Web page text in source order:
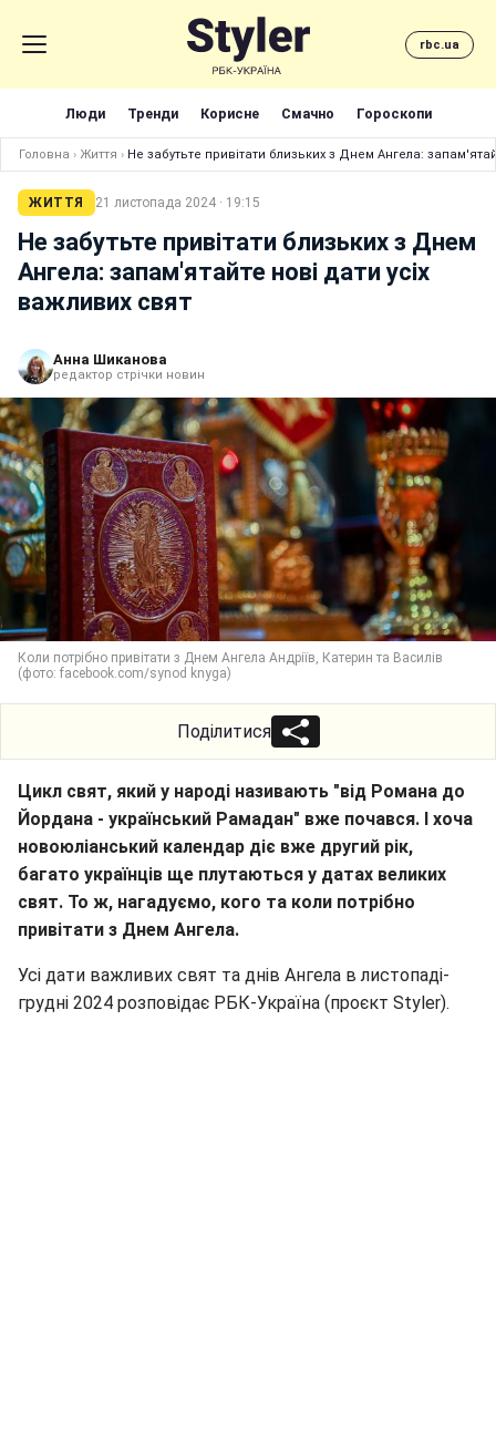
rbc.ua
Люди Тренди Корисне Смачно Гороскопи
Головна › Життя › Не забутьте привітати близьких з Днем Ангела:
ЖИТТЯ 21 листопада 2024 · 19:15
Не забутьте привітати близьких з Днем
Ангела: запам'ятайте нові дати усіх
важливих свят
Анна Шиканова
редактор стрічки новин
Коли потрібно привітати з Днем Ангела Андріїв, Катерин та Василів
(фото: facebook.com/synod knyga)
Поділитися
Цикл свят, який у народі називають "від Романа до
Йордана - український Рамадан" вже почався. І хоча
новоюліанський календар діє вже другий рік,
багато українців ще плутаються у датах великих
свят. То ж, нагадуємо, кого та коли потрібно
привітати з Днем Ангела.
Усі дати важливих свят та днів Ангела в листопаді-
грудні 2024 розповідає РБК-Україна (проєкт Styler).